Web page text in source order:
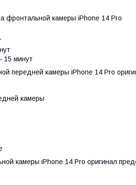
фронтальной камеры iPhone 14 Pro
минут
передней камеры iPhone 14 Pro
камеры
камеры iPhone 14 Pro оригинал